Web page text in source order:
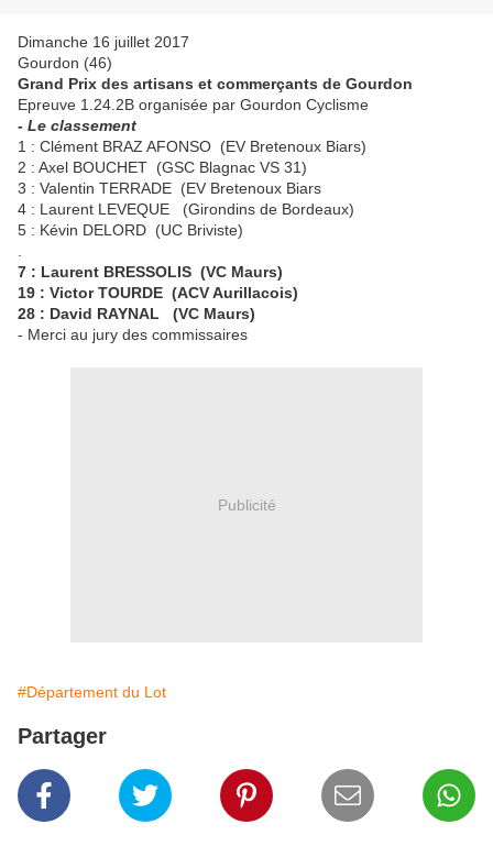
Dimanche 16 juillet 2017
Gourdon (46)
Grand Prix des artisans et commerçants de Gourdon
Epreuve 1.24.2B organisée par Gourdon Cyclisme
- Le classement
1 : Clément BRAZ AFONSO (EV Bretenoux Biars)
2 : Axel BOUCHET (GSC Blagnac VS 31)
3 : Valentin TERRADE (EV Bretenoux Biars
4 : Laurent LEVEQUE (Girondins de Bordeaux)
5 : Kévin DELORD (UC Briviste)
7 : Laurent BRESSOLIS (VC Maurs)
19 : Victor TOURDE (ACV Aurillacois)
28 : David RAYNAL (VC Maurs)
- Merci au jury des commissaires
Publicité
#Département du Lot
Partager